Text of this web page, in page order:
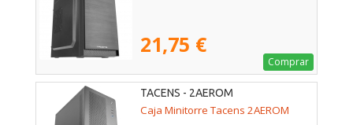
21,75 €
Comprar
TACENS - 2AEROM
Caja Minitorre Tacens 2AEROM